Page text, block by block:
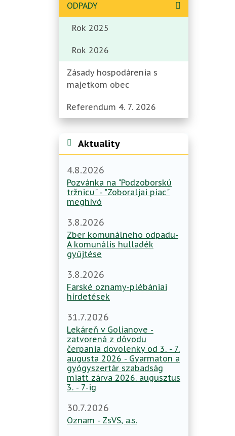
ODPADY
Rok 2025
Rok 2026
Zásady hospodárenia s
majetkom obec
Referendum 4. 7. 2026
Aktuality
4.8.2026
Pozvánka na "Podzoborskú
tržnicu" - "Zoboraljai piac"
meghívó
3.8.2026
Zber komunálneho odpadu-
A komunális hulladék
gyűjtése
3.8.2026
Farské oznamy-plébániai
hírdetések
31.7.2026
Lekáreň v Golianove -
zatvorená z dôvodu
čerpania dovolenky od 3. - 7.
augusta 2026 - Gyarmaton a
gyógyszertár szabadság
miatt zárva 2026. augusztus
3. - 7-ig
30.7.2026
Oznam - ZsVS, a.s.